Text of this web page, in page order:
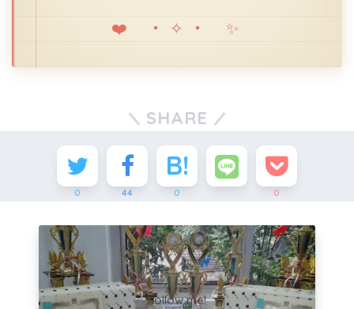
❤️ ・✧・ ✨
SHARE
0 44 0 0
Follow me!